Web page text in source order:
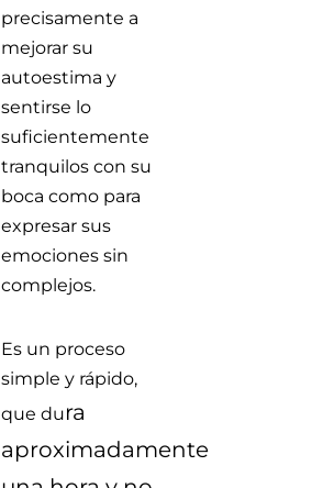
precisamente a
mejorar su
autoestima y
sentirse lo
suficientemente
tranquilos con su
boca como para
expresar sus
emociones sin
complejos.
Es un proceso
simple y rápido,
que dura
aproximadamente